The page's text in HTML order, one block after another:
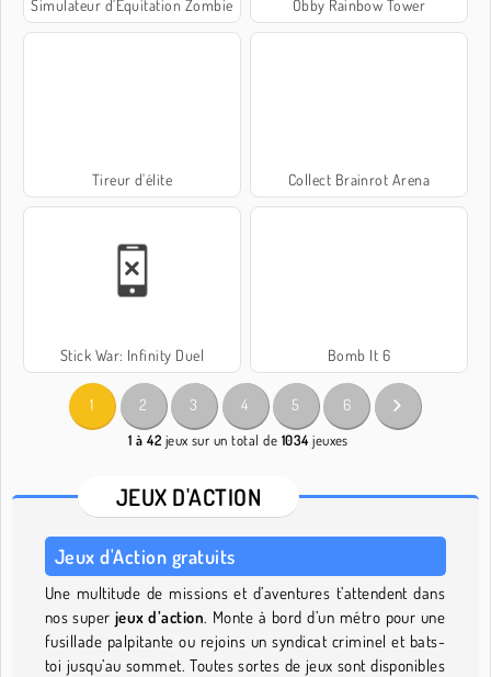
Simulateur d'Équitation Zombie Obby Rainbow Tower
Tireur d'élite Collect Brainrot Arena
Stick War: Infinity Duel Bomb It 6
1 2 3 4 5 6
1 à 42 jeux sur un total de 1034 jeuxes
JEUX D'ACTION
Jeux d'Action gratuits
Une multitude de missions et d’aventures t’attendent dans
nos super jeux d’action. Monte à bord d’un métro pour une
fusillade palpitante ou rejoins un syndicat criminel et bats-
toi jusqu’au sommet. Toutes sortes de jeux sont disponibles